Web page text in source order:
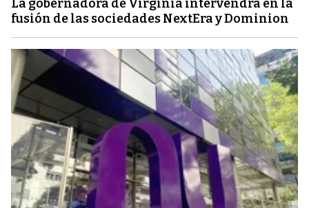
La gobernadora de Virginia intervendrá en la
fusión de las sociedades NextEra y Dominion